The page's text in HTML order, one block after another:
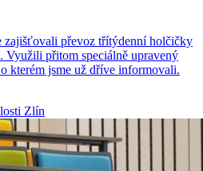
zajišťovali převoz tří­týdenní holčičky
Využili přitom speciálně upravený
kterém jsme už dříve informovali.
Zlín